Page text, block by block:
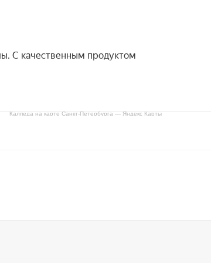
Калпеда на карте Санкт‑Петербурга — Яндекс Карты